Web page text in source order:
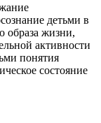
детьми в
образа жизни,
активности
понятия
состояние